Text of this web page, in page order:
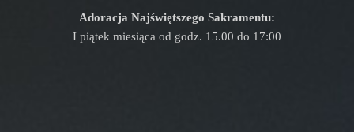
Adoracja Najświętszego Sakramentu:
I piątek miesiąca od godz. 15.00 do 17:00